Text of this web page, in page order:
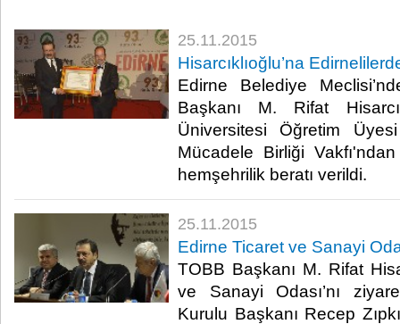
25.11.2015
Hisarcıklıoğlu’na
Edirne Belediye
Başkanı M. Rifat
Üniversitesi Öğretim
Mücadele Birliği
hemşehrilik beratı verildi.​
25.11.2015
Edirne Ticaret ve Sanayi
TOBB Başkanı M. Rifat
ve Sanayi Odası’nı
Kurulu Başkanı Recep